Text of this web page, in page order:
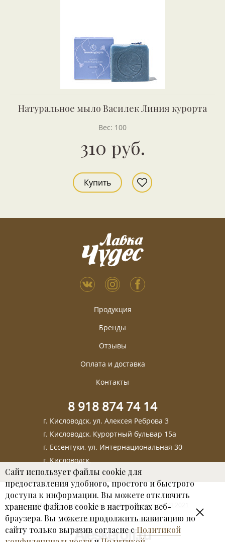
Натуральное мыло Василек Линия курорта
Вес: 100
310 руб.
Купить
Продукция
Бренды
Отзывы
Оплата и доставка
Контакты
8 918 874 74 14
г. Кисловодск, ул. Алексея Реброва 3
г. Кисловодск, Курортный бульвар 15а
г. Ессентуки, ул. Интернациональная 30
г. Кисловодск,
Магазин "Лавка чудес". Тамбуканская грязь © 2021
Пользовательское соглашение
Сайт использует файлы cookie для
предоставления удобного, простого и быстрого
доступа к информации. Вы можете отключить
хранение файлов cookie в настройках веб-
браузера. Вы можете продолжить навигацию по
сайту только выразив согласие с Политикой